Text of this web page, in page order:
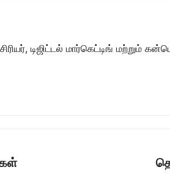
டிஜிட்டல் மார்கெட்டிங் மற்றும்